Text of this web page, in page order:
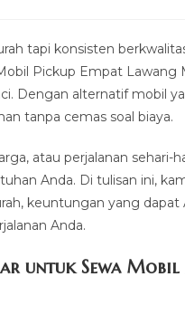
tapi konsisten
Pickup Empat Lawang
Dengan alternatif mobil
tanpa cemas soal biaya.
atau perjalanan sehari-
Anda. Di tulisan ini,
keuntungan yang
Anda.
untuk Sewa Mobil